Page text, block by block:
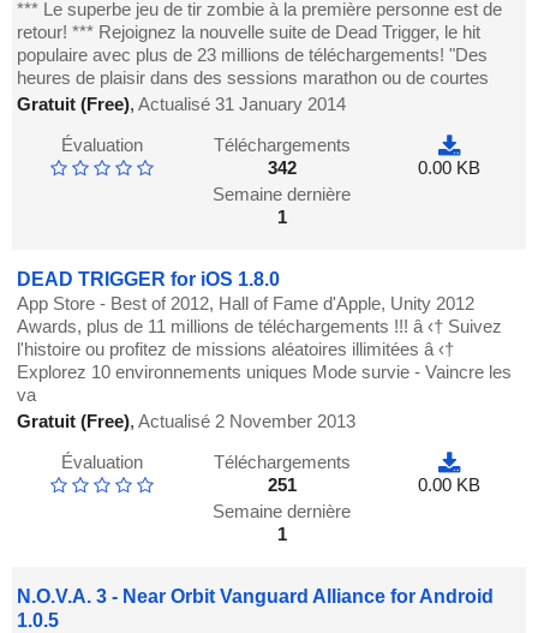
*** Le superbe jeu de tir zombie à la première personne est de
retour! *** Rejoignez la nouvelle suite de Dead Trigger, le hit
populaire avec plus de 23 millions de téléchargements! "Des
heures de plaisir dans des sessions marathon ou de courtes
Gratuit (Free),Actualisé 31 January 2014
Évaluation
Téléchargements
342
Semaine dernière
1
0.00 KB
DEAD TRIGGER for iOS 1.8.0
App Store - Best of 2012, Hall of Fame d'Apple, Unity 2012
Awards, plus de 11 millions de téléchargements !!! â ‹† Suivez
l'histoire ou profitez de missions aléatoires illimitées â ‹†
Explorez 10 environnements uniques Mode survie - Vaincre les
va
Gratuit (Free),Actualisé 2 November 2013
Évaluation
Téléchargements
251
Semaine dernière
1
0.00 KB
N.O.V.A. 3 - Near Orbit Vanguard Alliance for Android
1.0.5